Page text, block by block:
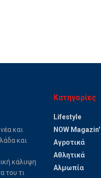
και
και
κάλυψη
του τι
Κατηγορίες
Lifestyle
NOW Magazin'
Αγροτικά
Αθλητικά
Αλμωπία